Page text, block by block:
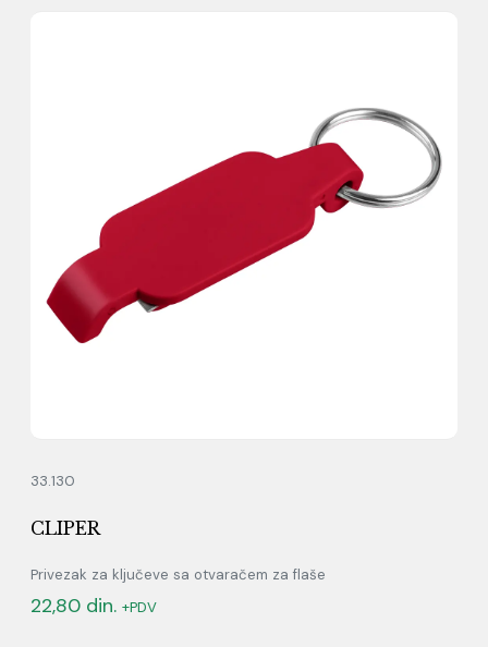
33.130
CLIPER
Privezak za ključeve sa otvaračem za flaše
22,80 din. +PDV